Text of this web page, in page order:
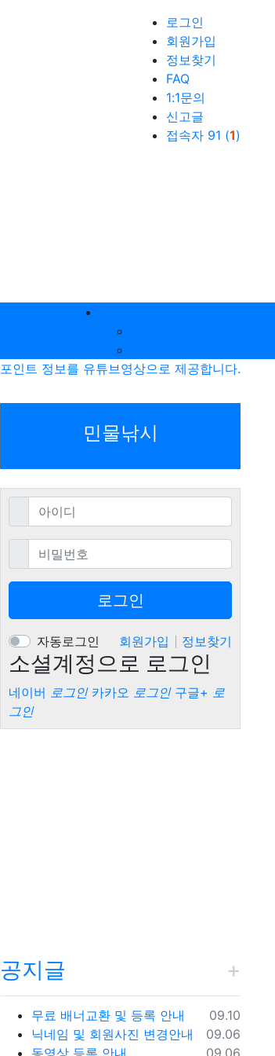
로그인
회원가입
정보찾기
FAQ
1:1문의
신고글
접속자 91 (1)
인트 정보를 유튜브영상으로 제공합니다.
민물낚시
아이디필수
비밀번호필수
로그인
자동로그인 회원가입 정보찾기
소셜계정으로 로그인
네이버 로그인 카카오 로그인 구글+ 로
그인
공지글
등록일
09.10
무료 배너교환 및 등록 안내
등록일
09.06
닉네임 및 회원사진 변경안내
등록일
09.06
동영상 등록 안내